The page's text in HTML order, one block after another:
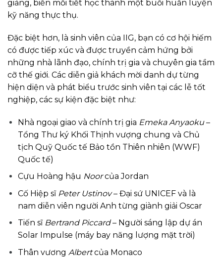
giảng, biến mỗi tiết học thành một buổi huấn luyện
kỹ năng thực thụ.
Đặc biệt hơn, là sinh viên của IIG, bạn có cơ hội hiếm
có được tiếp xúc và được truyền cảm hứng bởi
những nhà lãnh đạo, chính trị gia và chuyên gia tầm
cỡ thế giới. Các diễn giả khách mời danh dự từng
hiện diện và phát biểu trước sinh viên tại các lễ tốt
nghiệp, các sự kiện đặc biệt như:
Nhà ngoại giao và chính trị gia Emeka Anyaoku–
Tổng Thư ký Khối Thịnh vượng chung và Chủ
tịch Quỹ Quốc tế Bảo tồn Thiên nhiên (WWF)
Quốc tế)
Cựu Hoàng hậu Noorcủa Jordan
Cố Hiệp sĩ Peter Ustinov– Đại sứ UNICEF và là
nam diễn viên người Anh từng giành giải Oscar
Tiến sĩ Bertrand Piccard– Người sáng lập dự án
Solar Impulse (máy bay năng lượng mặt trời)
Thân vương Albertcủa Monaco